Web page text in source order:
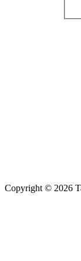
Copyright © 2026